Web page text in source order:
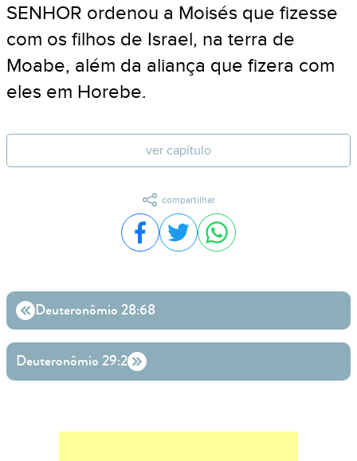
SENHOR ordenou a Moisés que fizesse
com os filhos de Israel, na terra de
Moabe, além da aliança que fizera com
eles em Horebe.
ver capítulo
compartilhar
Compartilhar no Facebook
Compartilhar no Twitter
Compartilhar no
Deuteronômio 28:68
Deuteronômio 29:2